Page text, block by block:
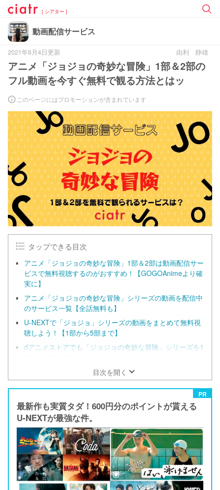
[ シアター ]
動画配信サービス
2021年6月4日更新 由利 静雄
アニメ「ジョジョの奇妙な冒険」1部＆2部の
フル動画を今すぐ無料で観る方法とはッ
このページにはプロモーションが含まれています
タップできる目次
アニメ「ジョジョの奇妙な冒険」1部＆2部は動画配信サー
ビスで無料視聴するのがおすすめ！【GOGOAnimeより確
実に】
アニメ「ジョジョの奇妙な冒険」シリーズの動画を配信中
のサービス一覧【全話無料も】
U-NEXTで「ジョジョ」シリーズの動画をまとめて無料視
聴しよう！【1部から5部まで】
dアニメストアでも「ジョジョの奇妙な冒険」シリーズを1
アニメ『ジョジョの奇妙な冒険』1部＆2部の全話あらすじ
目次を開く
PR
最新作も実質タダ！600円分のポイントが貰える
U-NEXTが最強な件。